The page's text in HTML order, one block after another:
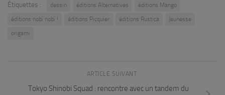
Étiquettes : dessin éditions Alternatives
éditions Mango
éditions nobi nobi !
éditions Picquier éditions Rustica
Jeunesse
origami
ARTICLE SUIVANT
Tokyo Shinobi Squad : rencontre avec un tandem du